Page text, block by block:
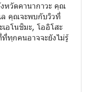
หวัดคานากาวะ คุณ
ล คุณจะพบกับวิวที่
เอโนชิมะ, โออิโสะ
ทุกคนอาจจะยังไม่รู้